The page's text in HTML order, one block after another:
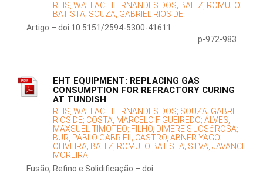
REIS, WALLACE FERNANDES DOS; BAITZ, ROMULO
BATISTA; SOUZA, GABRIEL RIOS DE
Artigo – doi 10.5151/2594-5300-41611
p-972-983
EHT EQUIPMENT: REPLACING GAS
CONSUMPTION FOR REFRACTORY CURING
AT TUNDISH
REIS, WALLACE FERNANDES DOS; SOUZA, GABRIEL
RIOS DE; COSTA, MARCELO FIGUEIREDO; ALVES,
MAXSUEL TIMOTEO; FILHO, DIMEREIS JOSé ROSA;
BUR, PABLO GABRIEL; CASTRO, ABNER YAGO
OLIVEIRA; BAITZ, ROMULO BATISTA; SILVA, JAVANCI
MOREIRA
Fusão, Refino e Solidificação – doi